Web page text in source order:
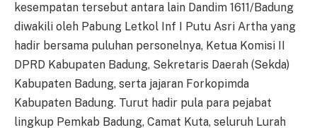
kesempatan tersebut antara lain Dandim 1611/Badung
diwakili oleh Pabung Letkol Inf I Putu Asri Artha yang
hadir bersama puluhan personelnya, Ketua Komisi II
DPRD Kabupaten Badung, Sekretaris Daerah (Sekda)
Kabupaten Badung, serta jajaran Forkopimda
Kabupaten Badung. Turut hadir pula para pejabat
lingkup Pemkab Badung, Camat Kuta, seluruh Lurah